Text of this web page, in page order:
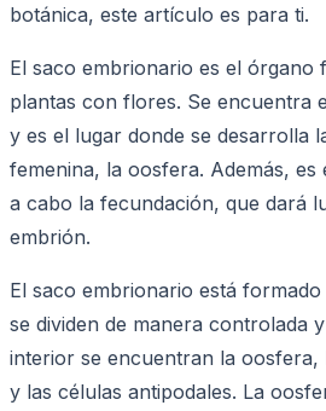
botánica, este artículo es para ti.
El saco embrionario es el órgano
plantas con flores. Se encuentra
y es el lugar donde se desarrolla
femenina, la oosfera. Además, es
a cabo la fecundación, que dará
embrión.
El saco embrionario está
se dividen de manera controlada
interior se encuentran la oosfera,
y las células antipodales. La